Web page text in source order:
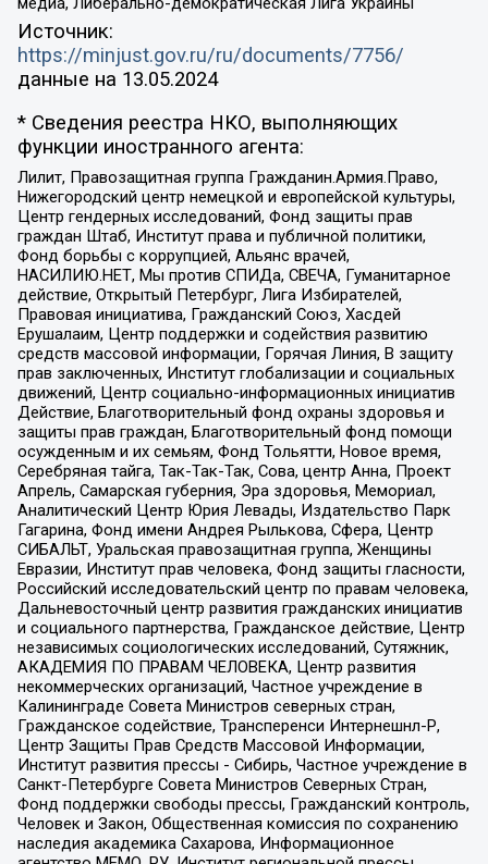
Источник:
https://minjust.gov.ru/ru/documents/7756/
данные на 13.05.2024
* Сведения реестра НКО, выполняющих
функции иностранного агента:
Лилит, Правозащитная группа Гражданин.Армия.Право,
Нижегородский центр немецкой и европейской культуры,
Центр гендерных исследований, Фонд защиты прав
граждан Штаб, Институт права и публичной политики,
Фонд борьбы с коррупцией, Альянс врачей,
НАСИЛИЮ.НЕТ, Мы против СПИДа, СВЕЧА, Гуманитарное
действие, Открытый Петербург, Лига Избирателей,
Правовая инициатива, Гражданский Союз, Хасдей
Ерушалаим, Центр поддержки и содействия развитию
средств массовой информации, Горячая Линия, В защиту
прав заключенных, Институт глобализации и социальных
движений, Центр социально-информационных инициатив
Действие, Благотворительный фонд охраны здоровья и
защиты прав граждан, Благотворительный фонд помощи
осужденным и их семьям, Фонд Тольятти, Новое время,
Серебряная тайга, Так-Так-Так, Сова, центр Анна, Проект
Апрель, Самарская губерния, Эра здоровья, Мемориал,
Аналитический Центр Юрия Левады, Издательство Парк
Гагарина, Фонд имени Андрея Рылькова, Сфера, Центр
СИБАЛЬТ, Уральская правозащитная группа, Женщины
Евразии, Институт прав человека, Фонд защиты гласности,
Российский исследовательский центр по правам человека,
Дальневосточный центр развития гражданских инициатив
и социального партнерства, Гражданское действие, Центр
независимых социологических исследований, Сутяжник,
АКАДЕМИЯ ПО ПРАВАМ ЧЕЛОВЕКА, Центр развития
некоммерческих организаций, Частное учреждение в
Калининграде Совета Министров северных стран,
Гражданское содействие, Трансперенси Интернешнл-Р,
Центр Защиты Прав Средств Массовой Информации,
Институт развития прессы - Сибирь, Частное учреждение в
Санкт-Петербурге Совета Министров Северных Стран,
Фонд поддержки свободы прессы, Гражданский контроль,
Человек и Закон, Общественная комиссия по сохранению
наследия академика Сахарова, Информационное